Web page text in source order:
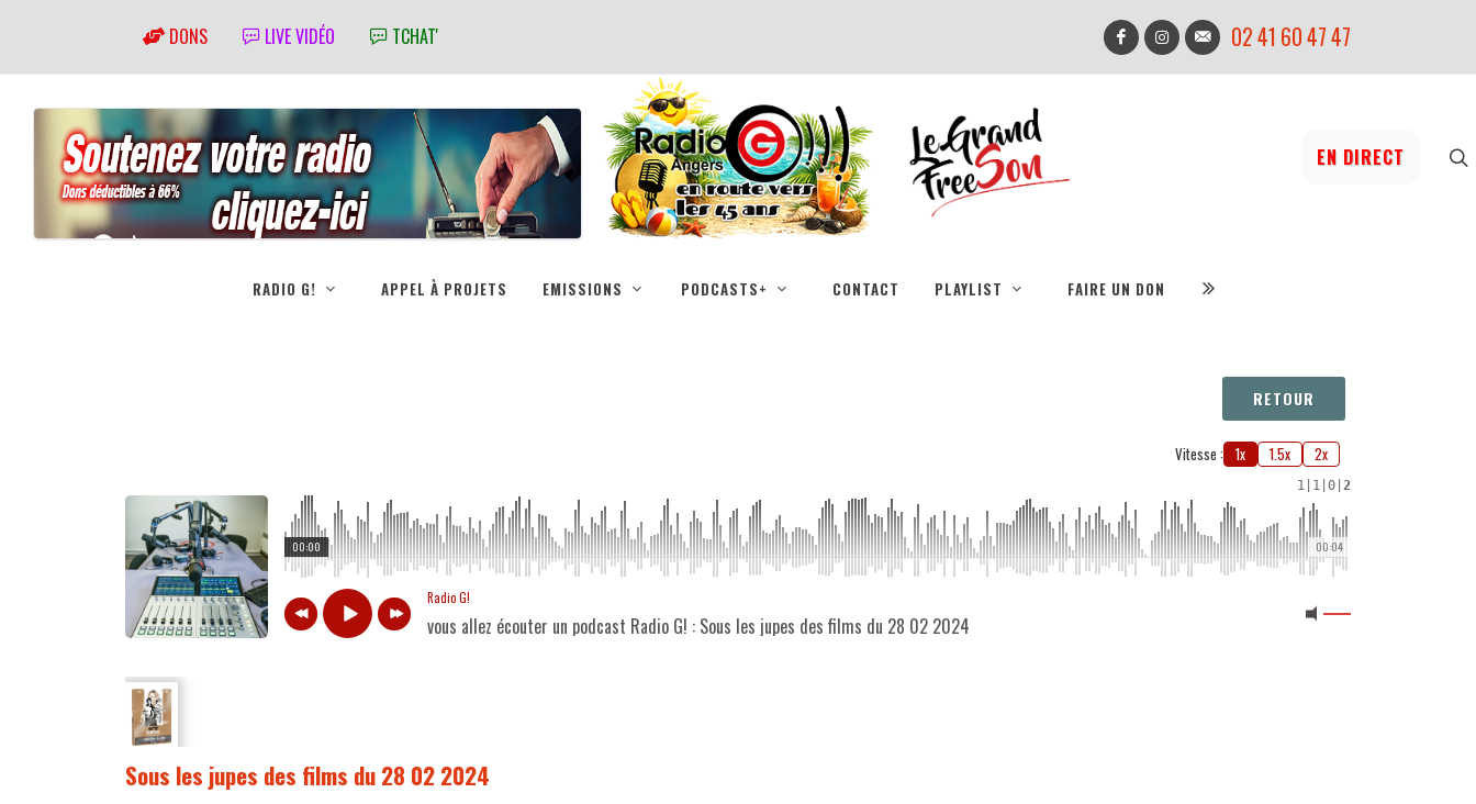
DONS LIVE VIDÉO TCHAT' 02 41 60 47 47
EN DIRECT
RADIO G! APPEL À PROJETS EMISSIONS PODCASTS+ CONTACT PLAYLIST FAIRE UN DON
RETOUR
Vitesse : 1x 1.5x 2x
1 1 0 2
00:04
00:00
Radio G!
vous allez écouter un podcast Radio G! : Sous les jupes des films du 28 02 2024
Sous les jupes des films du 28 02 2024